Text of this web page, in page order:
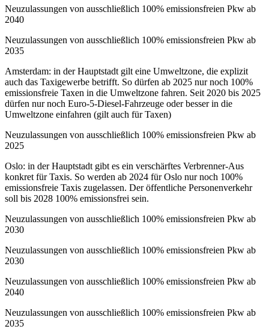
Neuzulassungen von ausschließlich 100% emissionsfreien Pkw ab
2040
Neuzulassungen von ausschließlich 100% emissionsfreien Pkw ab
2035
Amsterdam: in der Hauptstadt gilt eine Umweltzone, die explizit
auch das Taxigewerbe betrifft. So dürfen ab 2025 nur noch 100%
emissionsfreie Taxen in die Umweltzone fahren. Seit 2020 bis 2025
dürfen nur noch Euro-5-Diesel-Fahrzeuge oder besser in die
Umweltzone einfahren (gilt auch für Taxen)
Neuzulassungen von ausschließlich 100% emissionsfreien Pkw ab
2025
Oslo: in der Hauptstadt gibt es ein verschärftes Verbrenner-Aus
konkret für Taxis. So werden ab 2024 für Oslo nur noch 100%
emissionsfreie Taxis zugelassen. Der öffentliche Personenverkehr
soll bis 2028 100% emissionsfrei sein.
Neuzulassungen von ausschließlich 100% emissionsfreien Pkw ab
2030
Neuzulassungen von ausschließlich 100% emissionsfreien Pkw ab
2030
Neuzulassungen von ausschließlich 100% emissionsfreien Pkw ab
2040
Neuzulassungen von ausschließlich 100% emissionsfreien Pkw ab
2035